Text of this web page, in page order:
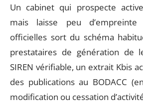
Un cabinet qui prospecte
mais laisse peu
officielles sort du schéma
prestataires de génération de
SIREN vérifiable, un extrait Kbis
des publications au BODACC
modification ou cessation